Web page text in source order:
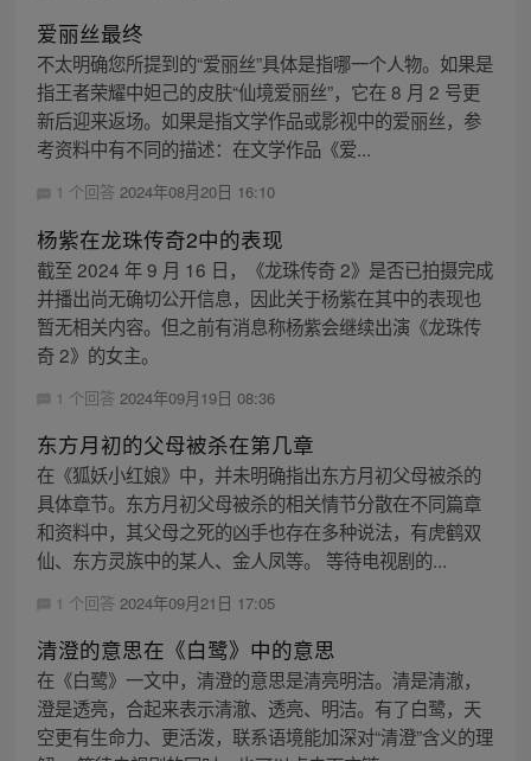
爱丽丝最终
不太明确您所提到的“爱丽丝”具体是指哪一个人物。如果是
指王者荣耀中妲己的皮肤“仙境爱丽丝”，它在 8 月 2 号更
新后迎来返场。如果是指文学作品或影视中的爱丽丝，参
考资料中有不同的描述：在文学作品《爱...
1 个回答 2024年08月20日 16:10
杨紫在龙珠传奇2中的表现
截至 2024 年 9 月 16 日，《龙珠传奇 2》是否已拍摄完成
并播出尚无确切公开信息，因此关于杨紫在其中的表现也
暂无相关内容。但之前有消息称杨紫会继续出演《龙珠传
奇 2》的女主。
1 个回答 2024年09月19日 08:36
东方月初的父母被杀在第几章
在《狐妖小红娘》中，并未明确指出东方月初父母被杀的
具体章节。东方月初父母被杀的相关情节分散在不同篇章
和资料中，其父母之死的凶手也存在多种说法，有虎鹤双
仙、东方灵族中的某人、金人凤等。 等待电视剧的...
1 个回答 2024年09月21日 17:05
清澄的意思在《白鹭》中的意思
在《白鹭》一文中，清澄的意思是清亮明洁。清是清澈，
澄是透亮，合起来表示清澈、透亮、明洁。有了白鹭，天
空更有生命力、更活泼，联系语境能加深对“清澄”含义的理